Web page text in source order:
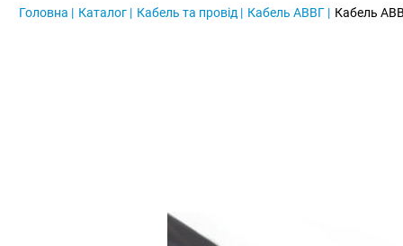
Головна | Каталог | Кабель та провід | Кабель АВВГ | Кабель